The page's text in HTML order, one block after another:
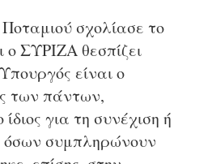
σχολίασε το
ο ΣΥΡΙΖΑ θεσπίζει
είναι ο
των πάντων,
για τη συνέχιση ή
όσων συμπληρώνουν